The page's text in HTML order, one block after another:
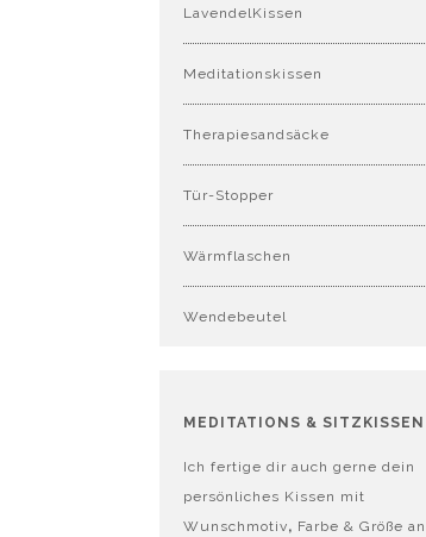
LavendelKissen
Meditationskissen
Therapiesandsäcke
Tür-Stopper
Wärmflaschen
Wendebeutel
MEDITATIONS & SITZKISSEN
Ich fertige dir auch gerne dein
persönliches Kissen mit
Wunschmotiv, Farbe & Größe an